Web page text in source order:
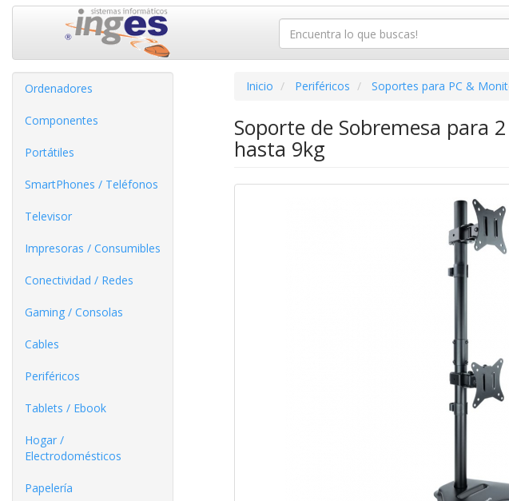
Ordenadores
Componentes
Portátiles
SmartPhones / Teléfonos
Televisor
Impresoras / Consumibles
Conectividad / Redes
Gaming / Consolas
Cables
Periféricos
Tablets / Ebook
Hogar /
Electrodomésticos
Papelería
Inicio Periféricos Soportes para PC &
Soporte de Sobremesa para
hasta 9kg